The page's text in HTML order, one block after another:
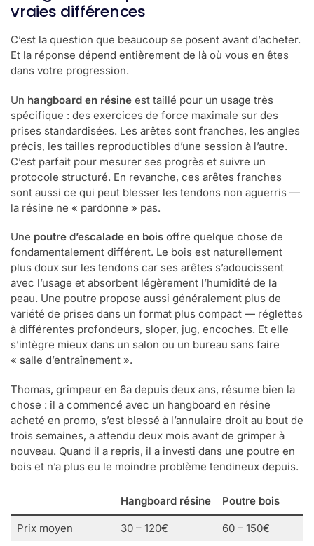
vraies différences
C’est la question que beaucoup se posent avant d’acheter.
Et la réponse dépend entièrement de là où vous en êtes
dans votre progression.
Un hangboard en résine est taillé pour un usage très
spécifique : des exercices de force maximale sur des
prises standardisées. Les arêtes sont franches, les angles
précis, les tailles reproductibles d’une session à l’autre.
C’est parfait pour mesurer ses progrès et suivre un
protocole structuré. En revanche, ces arêtes franches
sont aussi ce qui peut blesser les tendons non aguerris —
la résine ne « pardonne » pas.
Une poutre d’escalade en bois offre quelque chose de
fondamentalement différent. Le bois est naturellement
plus doux sur les tendons car ses arêtes s’adoucissent
avec l’usage et absorbent légèrement l’humidité de la
peau. Une poutre propose aussi généralement plus de
variété de prises dans un format plus compact — réglettes
à différentes profondeurs, sloper, jug, encoches. Et elle
s’intègre mieux dans un salon ou un bureau sans faire
« salle d’entraînement ».
Thomas, grimpeur en 6a depuis deux ans, résume bien la
chose : il a commencé avec un hangboard en résine
acheté en promo, s’est blessé à l’annulaire droit au bout de
trois semaines, a attendu deux mois avant de grimper à
nouveau. Quand il a repris, il a investi dans une poutre en
bois et n’a plus eu le moindre problème tendineux depuis.
Hangboard résine Poutre bois
Prix moyen 30 – 120€ 60 – 150€